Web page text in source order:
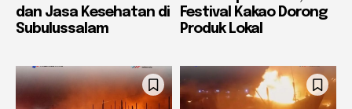
dan Jasa Kesehatan di
Subulussalam
Festival Kakao Dorong
Produk Lokal